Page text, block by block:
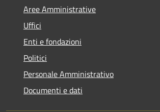
Aree Amministrative
Uffici
Enti e fondazioni
Politici
Personale Amministrativo
Documenti e dati